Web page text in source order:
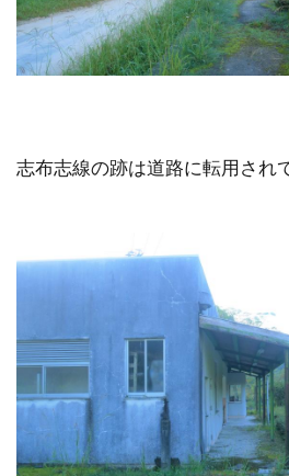
志布志線の跡は道路に転用され